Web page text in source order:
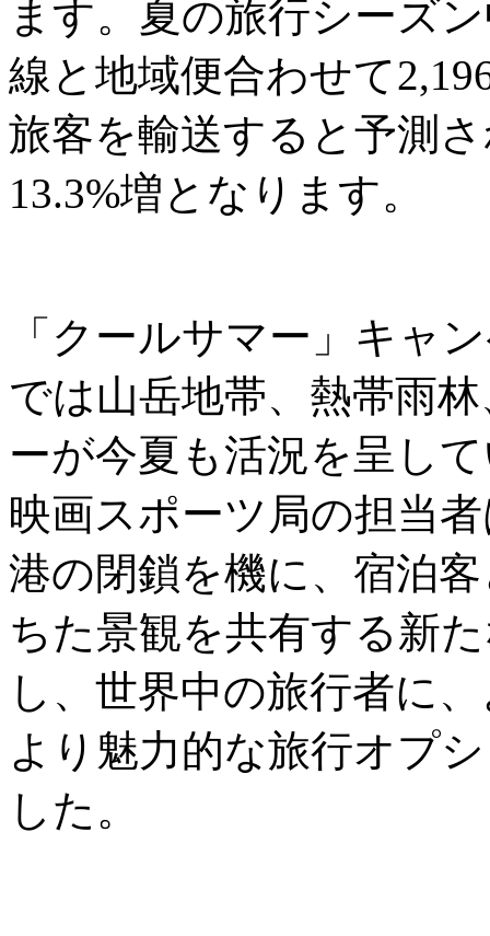
ます。夏の旅行シーズ
線と地域便合わせて
旅客を輸送すると予測
13.3%増となります。
「クールサマー」キャ
では山岳地帯、熱帯雨
ーが今夏も活況を呈し
映画スポーツ局の担当
港の閉鎖を機に、宿泊
ちた景観を共有する新
し、世界中の旅行者に
より魅力的な旅行オプ
した。